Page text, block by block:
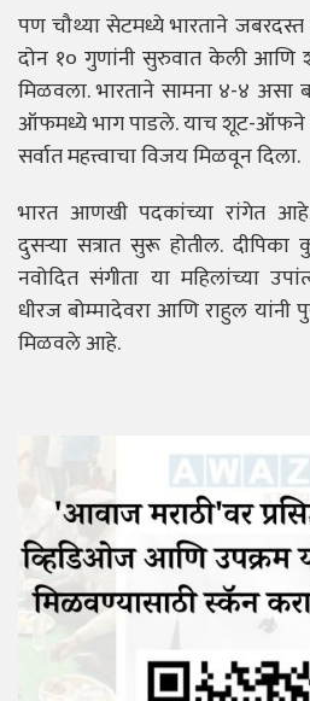
पण चौथ्या सेटमध्ये भारताने
दोन १० गुणांनी सुरुवात केली
मिळवला. भारताने सामना ४-४
ऑफमध्ये भाग पाडले. याच शूट-ऑफने
सर्वात महत्त्वाचा विजय मिळवून दिला.
भारत आणखी पदकांच्या रांगेत
दुसऱ्या सत्रात सुरू होतील.
नवोदित संगीता या महिलांच्या
धीरज बोम्मादेवरा आणि राहुल यांनी
मिळवले आहे.